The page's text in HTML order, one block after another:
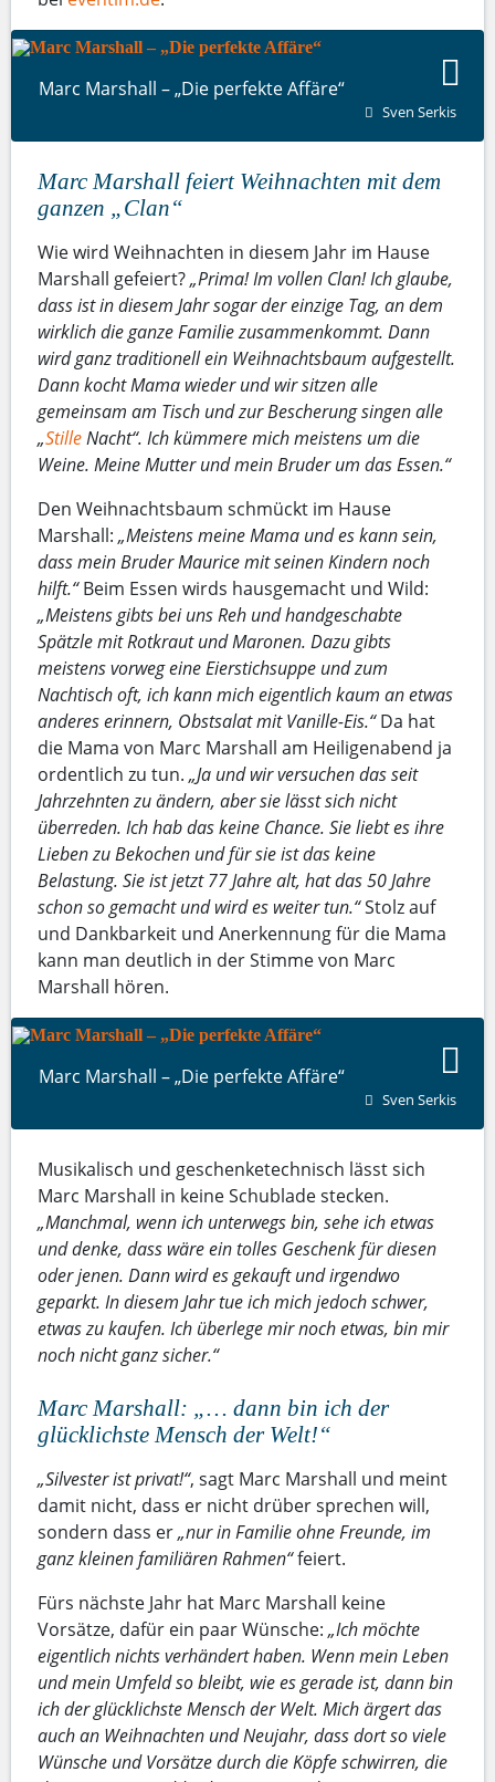
Marc Marshall – „Die perfekte Affäre“
Sven Serkis
Marc Marshall feiert Weihnachten mit dem
ganzen „Clan“
Wie wird Weihnachten in diesem Jahr im Hause
Marshall gefeiert?„Prima! Im vollen Clan! Ich glaube,
dass ist in diesem Jahr sogar der einzige Tag, an dem
wirklich die ganze Familie zusammenkommt. Dann
wird ganz traditionell ein Weihnachtsbaum aufgestellt.
Dann kocht Mama wieder und wir sitzen alle
gemeinsam am Tisch und zur Bescherung singen alle
„StilleNacht“. Ich kümmere mich meistens um die
Weine. Meine Mutter und mein Bruder um das Essen.“
Den Weihnachtsbaum schmückt im Hause
Marshall: „Meistens meine Mama und es kann sein,
dass mein Bruder Maurice mit seinen Kindern noch
hilft.“Beim Essen wirds hausgemacht und Wild:
„Meistens gibts bei uns Reh und handgeschabte
Spätzle mit Rotkraut und Maronen. Dazu gibts
meistens vorweg eine Eierstichsuppe und zum
Nachtisch oft, ich kann mich eigentlich kaum an etwas
anderes erinnern, Obstsalat mit Vanille-Eis.“Da hat
die Mama von Marc Marshall am Heiligenabend ja
ordentlich zu tun. „Ja und wir versuchen das seit
Jahrzehnten zu ändern, aber sie lässt sich nicht
überreden. Ich hab das keine Chance. Sie liebt es ihre
Lieben zu Bekochen und für sie ist das keine
Belastung. Sie ist jetzt 77 Jahre alt, hat das 50 Jahre
schon so gemacht und wird es weiter tun.“Stolz auf
und Dankbarkeit und Anerkennung für die Mama
kann man deutlich in der Stimme von Marc
Marshall hören.
Marc Marshall – „Die perfekte Affäre“
Sven Serkis
Musikalisch und geschenketechnisch lässt sich
Marc Marshall in keine Schublade stecken.
„Manchmal, wenn ich unterwegs bin, sehe ich etwas
und denke, dass wäre ein tolles Geschenk für diesen
oder jenen. Dann wird es gekauft und irgendwo
geparkt. In diesem Jahr tue ich mich jedoch schwer,
etwas zu kaufen. Ich überlege mir noch etwas, bin mir
noch nicht ganz sicher.“
Marc Marshall: „… dann bin ich der
glücklichste Mensch der Welt!“
„Silvester ist privat!“, sagt Marc Marshall und meint
damit nicht, dass er nicht drüber sprechen will,
sondern dass er„nur in Familie ohne Freunde, im
ganz kleinen familiären Rahmen“feiert.
Fürs nächste Jahr hat Marc Marshall keine
Vorsätze, dafür ein paar Wünsche: „Ich möchte
eigentlich nichts verhändert haben. Wenn mein Leben
und mein Umfeld so bleibt, wie es gerade ist, dann bin
ich der glücklichste Mensch der Welt. Mich ärgert das
auch an Weihnachten und Neujahr, dass dort so viele
Wünsche und Vorsätze durch die Köpfe schwirren, die